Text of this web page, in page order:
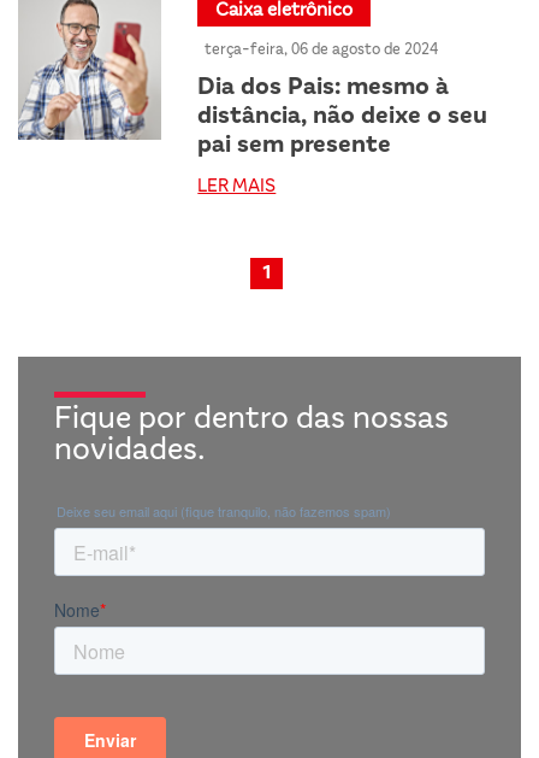
Caixa eletrônico
terça-feira, 06 de agosto de 2024
Dia dos Pais: mesmo à
distância, não deixe o seu
pai sem presente
LER MAIS
1
Fique por dentro das nossas
novidades.